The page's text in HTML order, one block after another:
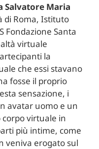
Maria
di Roma, Istituto
Fondazione Santa
virtuale
la
che essi stavano
fosse il proprio
sensazione, i
avatar uomo e un
virtuale in
più intime, come
veniva erogato sul